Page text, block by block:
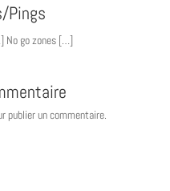
Pings
No go zones […]
publier un commentaire.